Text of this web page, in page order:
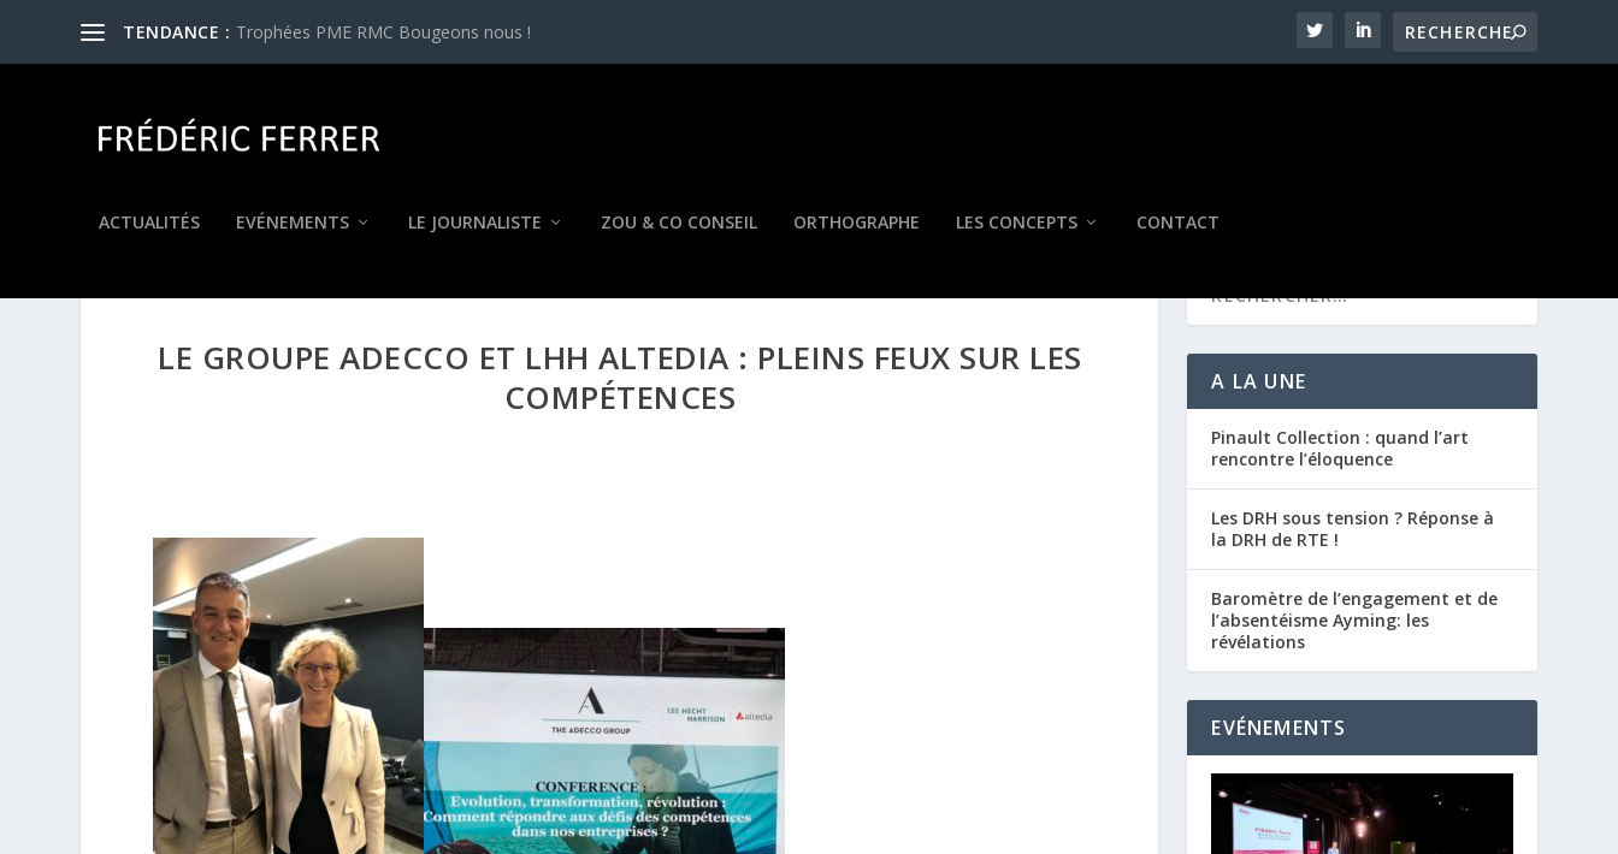
TENDANCE : Trophées PME RMC Bougeons nous !
ACTUALITÉS EVÉNEMENTS LE JOURNALISTE ZOU & CO CONSEIL ORTHOGRAPHE LES CONCEPTS CONTACT
LE GROUPE ADECCO ET LHH ALTEDIA : PLEINS FEUX SUR LES
COMPÉTENCES
A LA UNE
Pinault Collection : quand l’art
rencontre l’éloquence
Les DRH sous tension ? Réponse à
la DRH de RTE !
Baromètre de l’engagement et de
l’absentéisme Ayming: les
révélations
EVÉNEMENTS